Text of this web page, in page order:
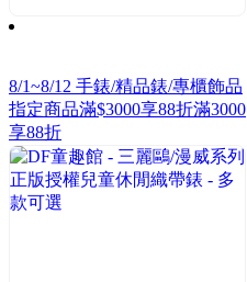
8/1~8/12 手錶/精品錶/專櫃飾品
指定商品滿$3000享88折滿3000
享88折